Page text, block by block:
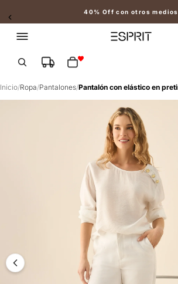
40% Off con otros medios
Slide 2 of 2
Inicio/Ropa/Pantalones/